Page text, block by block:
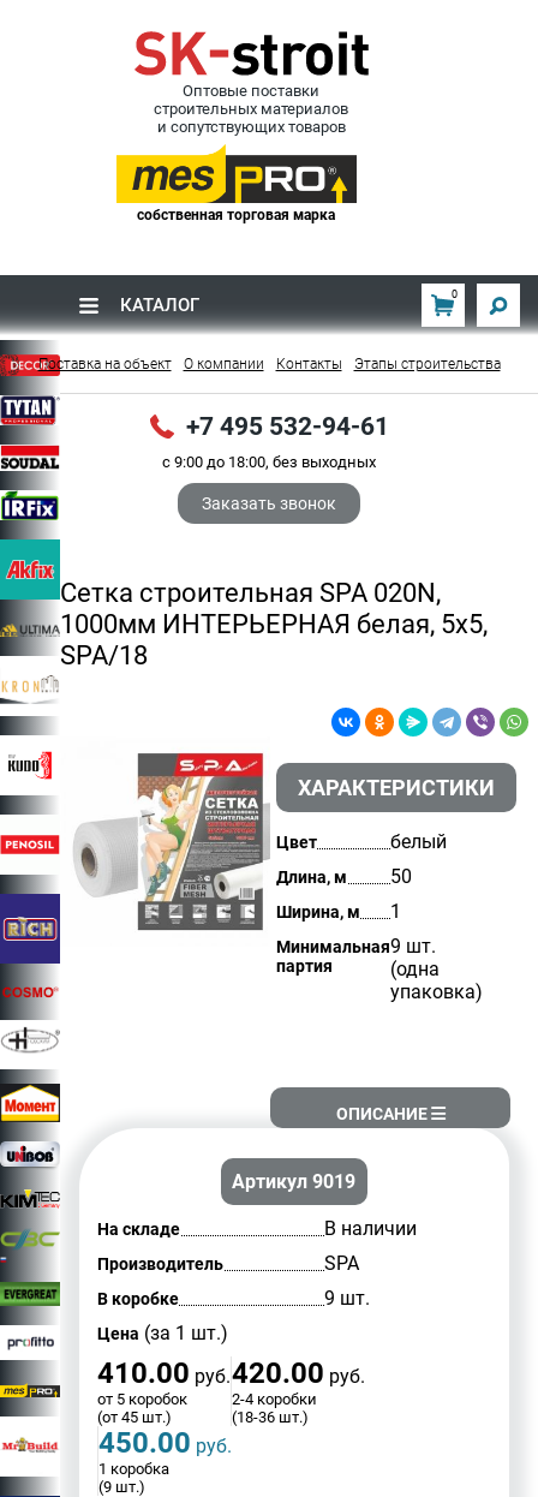
Оптовые поставки
строительных материалов
и сопутствующих товаров
собственная торговая марка
КАТАЛОГ 0
Поставка на объект О компании Контакты Этапы строительства
+7 495 532-94-61
с 9:00 до 18:00, без выходных
Заказать звонок
Сетка строительная SPA 020N,
1000мм ИНТЕРЬЕРНАЯ белая, 5х5,
SPA/18
ХАРАКТЕРИСТИКИ
Цвет белый
Длина, м 50
Ширина, м 1
Минимальная
партия
9 шт.
(одна
упаковка)
ОПИСАНИЕ
Артикул 9019
На складе В наличии
Производитель SPA
В коробке 9 шт.
Цена (за 1 шт.)
410.00 руб.
от 5 коробок
(от 45 шт.)
420.00 руб.
2-4 коробки
(18-36 шт.)
450.00 руб.
1 коробка
(9 шт.)